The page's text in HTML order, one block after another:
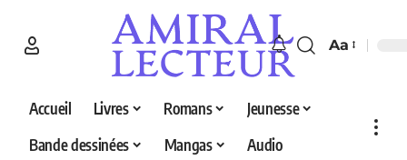
Aa
Accueil Livres Romans
Jeunesse
Bande dessinées
Mangas Audio